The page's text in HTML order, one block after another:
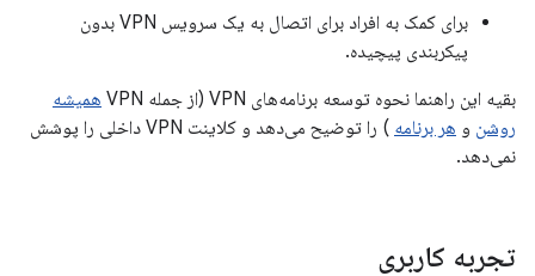
برای کمک به افراد برای اتصال به یک سرویس VPN بدون
پیکربندی پیچیده.
بقیه این راهنما نحوه توسعه برنامه‌های VPN (از جمله VPN
همیشه
روشن و هر برنامه
) را توضیح می‌دهد و کلاینت VPN داخلی را پوشش
نمی‌دهد.
تجربه کاربری